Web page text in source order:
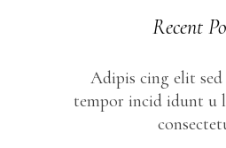
Recent
Adipis cing elit
tempor incid idunt u